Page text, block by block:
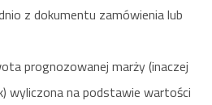
z dokumentu zamówienia lub
prognozowanej marży (inaczej
wyliczona na podstawie wartości